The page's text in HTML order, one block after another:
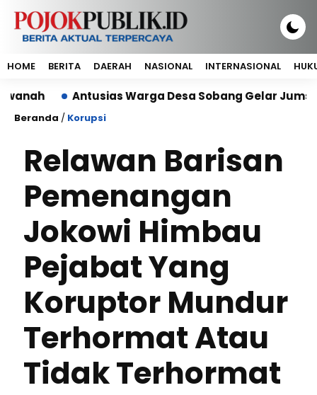
HOME BERITA DAERAH NASIONAL INTERNASIONAL
Antusias Warga Desa Sobang Gelar
Beranda / Korupsi
Relawan Barisan
Pemenangan
Jokowi Himbau
Pejabat Yang
Koruptor Mundur
Terhormat Atau
Tidak Terhormat